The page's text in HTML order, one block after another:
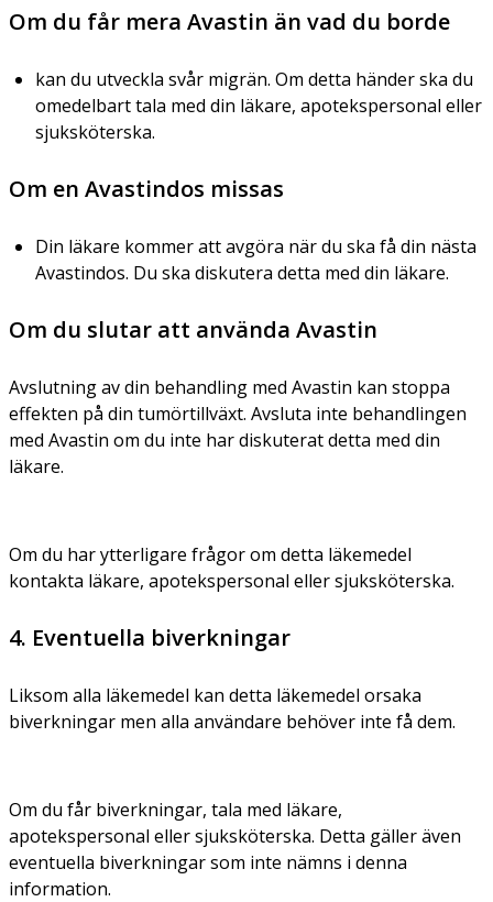
Om du får mera Avastin än vad du borde
kan du utveckla svår migrän. Om detta händer ska du
omedelbart tala med din läkare, apotekspersonal eller
sjuksköterska.
Om en Avastindos missas
Din läkare kommer att avgöra när du ska få din nästa
Avastindos. Du ska diskutera detta med din läkare.
Om du slutar att använda Avastin
Avslutning av din behandling med Avastin kan stoppa
effekten på din tumörtillväxt. Avsluta inte behandlingen
med Avastin om du inte har diskuterat detta med din
läkare.
Om du har ytterligare frågor om detta läkemedel
kontakta läkare, apotekspersonal eller sjuksköterska.
4. Eventuella biverkningar
Liksom alla läkemedel kan detta läkemedel orsaka
biverkningar men alla användare behöver inte få dem.
Om du får biverkningar, tala med läkare,
apotekspersonal eller sjuksköterska. Detta gäller även
eventuella biverkningar som inte nämns i denna
information.